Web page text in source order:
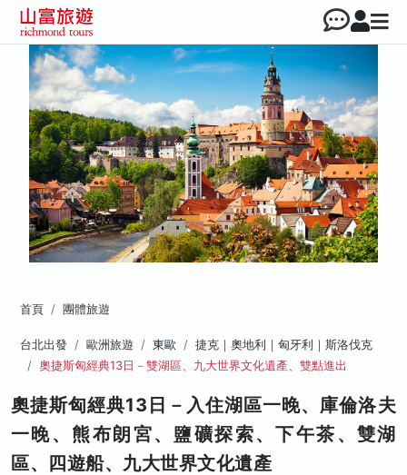
首頁 團體旅遊
台北出發 歐洲旅遊 東歐
捷克｜奧地利｜匈牙利｜斯洛伐克
奧捷斯匈經典13日－雙湖區、九大世界文化遺產、雙點進出
奧捷斯匈經典13日－入住湖區一晚、庫倫洛夫
一晚、熊布朗宮、鹽礦探索、下午茶、雙湖
區、四遊船、九大世界文化遺產